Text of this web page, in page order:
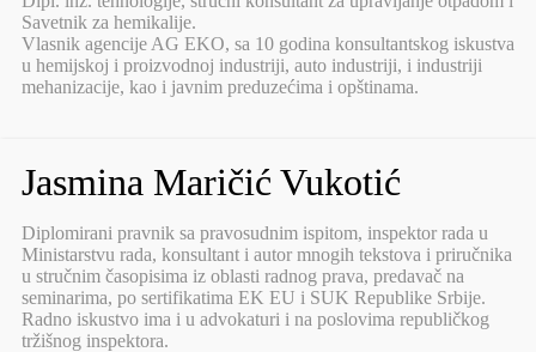
Savetnik za hemikalije.
Vlasnik agencije AG EKO, sa 10 godina konsultantskog iskustva
u hemijskoj i proizvodnoj industriji, auto industriji, i industriji
mehanizacije, kao i javnim preduzećima i opštinama.
Jasmina Maričić Vukotić
Diplomirani pravnik sa pravosudnim ispitom, inspektor rada u
Ministarstvu rada, konsultant i autor mnogih tekstova i priručnika
u stručnim časopisima iz oblasti radnog prava, predavač na
seminarima, po sertifikatima EK EU i SUK Republike Srbije.
Radno iskustvo ima i u advokaturi i na poslovima republičkog
tržišnog inspektora.